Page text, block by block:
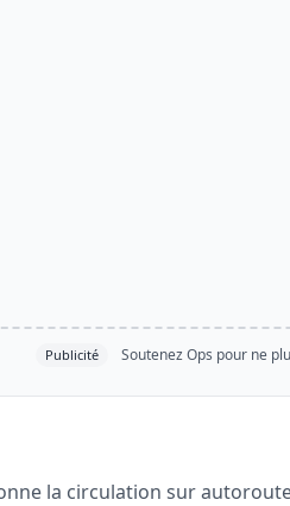
Publicité Soutenez Ops pour ne
la circulation sur